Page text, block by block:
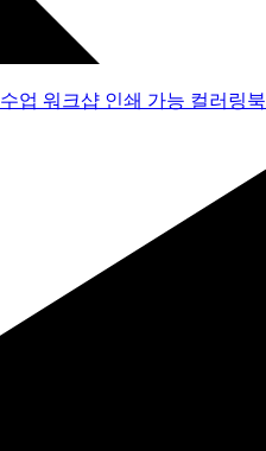
수업 워크샵 인쇄 가능 컬러링북